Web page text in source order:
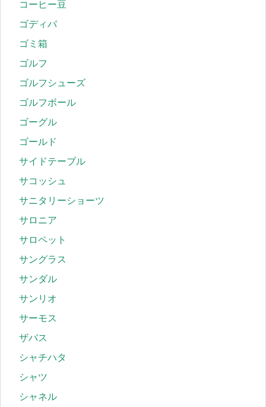
コーヒー豆
ゴディバ
ゴミ箱
ゴルフ
ゴルフシューズ
ゴルフボール
ゴーグル
ゴールド
サイドテーブル
サコッシュ
サニタリーショーツ
サロニア
サロペット
サングラス
サンダル
サンリオ
サーモス
ザバス
シャチハタ
シャツ
シャネル